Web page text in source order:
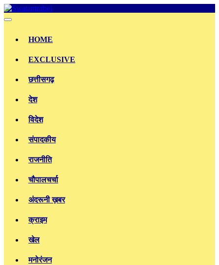
Skip
to
HOME
EXCLUSIVE
छत्तीसगढ़
देश
विदेश
संपादकीय
राजनीति
चौपालचर्चा
अंदरूनी ख़बर
क्राइम
खेल
मनोरंजन